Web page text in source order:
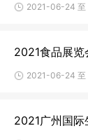
2021-06-24
2021食品展览
2021-06-24
2021广州国际